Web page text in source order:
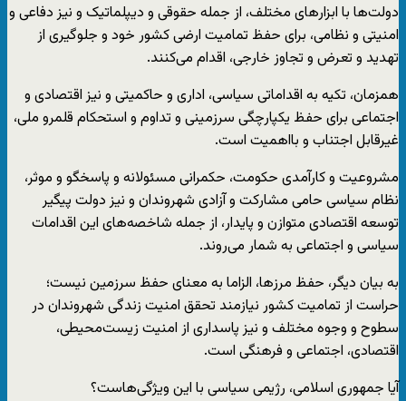
دولت‌ها با ابزارهای مختلف، از جمله حقوقی و دیپلماتیک و نیز دفاعی و
امنیتی و نظامی، برای حفظ تمامیت ارضی کشور خود و جلوگیری از
تهدید و تعرض و تجاوز خارجی، اقدام می‌کنند.
همزمان، تکیه به اقداماتی سیاسی، اداری و حاکمیتی و نیز اقتصادی و
اجتماعی برای حفظ یکپارچگی سرزمینی و تداوم و استحکام قلمرو ملی،
غیرقابل اجتناب و بااهمیت است.
مشروعیت و کارآمدی حکومت، حکمرانی مسئولانه و پاسخگو و موثر،
نظام سیاسی حامی مشارکت و آزادی شهروندان و نیز دولت پیگیر
توسعه اقتصادی متوازن و پایدار، از جمله شاخصه‌های این اقدامات
سیاسی و اجتماعی به شمار می‌روند.
به بیان دیگر، حفظ مرزها، الزاما به معنای حفظ سرزمین نیست؛
حراست از تمامیت کشور نیازمند تحقق امنیت زندگی شهروندان در
سطوح و وجوه مختلف و نیز پاسداری از امنیت زیست‌محیطی،
اقتصادی، اجتماعی و فرهنگی است.
آیا جمهوری اسلامی، رژیمی سیاسی با این ویژگی‌هاست؟